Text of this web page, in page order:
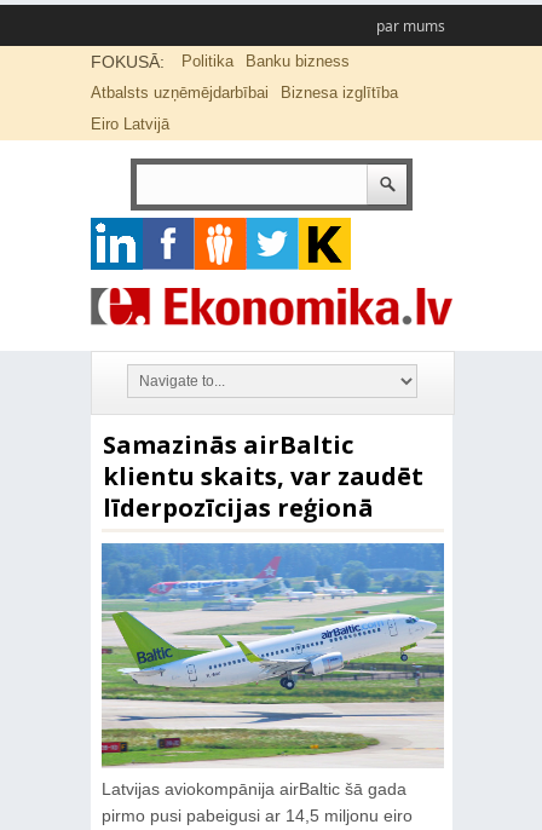
par mums
FOKUSĀ: Politika
Banku bizness
Atbalsts uzņēmējdarbībai
Biznesa izglītība
Eiro Latvijā
Samazinās airBaltic
klientu skaits, var zaudēt
līderpozīcijas reģionā
Latvijas aviokompānija airBaltic šā gada
pirmo pusi pabeigusi ar 14,5 miljonu eiro